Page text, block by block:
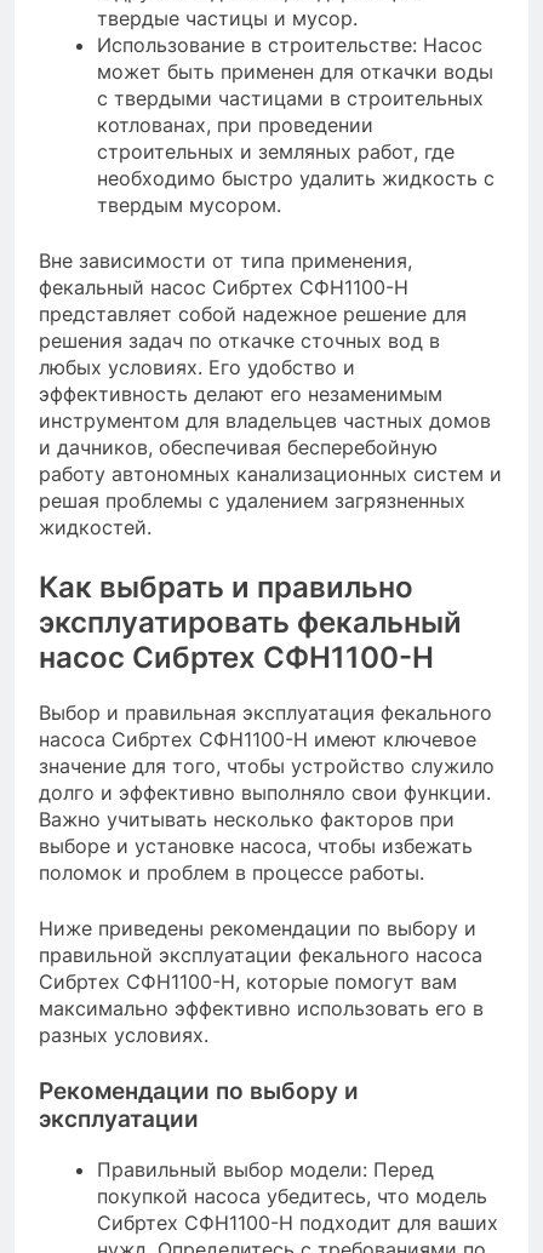
твердые частицы и мусор.
Использование в строительстве: Насос
может быть применен для откачки воды
с твердыми частицами в строительных
котлованах, при проведении
строительных и земляных работ, где
необходимо быстро удалить жидкость с
твердым мусором.
Вне зависимости от типа применения,
фекальный насос Сибртех СФН1100-Н
представляет собой надежное решение для
решения задач по откачке сточных вод в
любых условиях. Его удобство и
эффективность делают его незаменимым
инструментом для владельцев частных домов
и дачников, обеспечивая бесперебойную
работу автономных канализационных систем и
решая проблемы с удалением загрязненных
жидкостей.
Как выбрать и правильно
эксплуатировать фекальный
насос Сибртех СФН1100-Н
Выбор и правильная эксплуатация фекального
насоса Сибртех СФН1100-Н имеют ключевое
значение для того, чтобы устройство служило
долго и эффективно выполняло свои функции.
Важно учитывать несколько факторов при
выборе и установке насоса, чтобы избежать
поломок и проблем в процессе работы.
Ниже приведены рекомендации по выбору и
правильной эксплуатации фекального насоса
Сибртех СФН1100-Н, которые помогут вам
максимально эффективно использовать его в
разных условиях.
Рекомендации по выбору и
эксплуатации
Правильный выбор модели: Перед
покупкой насоса убедитесь, что модель
Сибртех СФН1100-Н подходит для ваших